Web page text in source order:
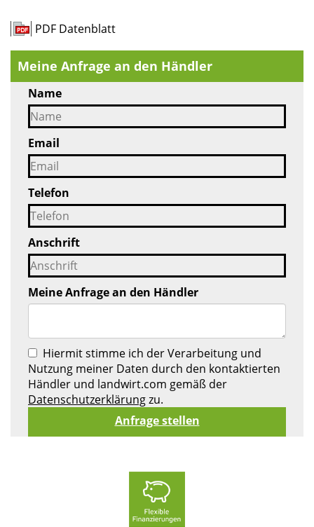
PDF Datenblatt
Meine Anfrage an den Händler
Name
Email
Telefon
Anschrift
Meine Anfrage an den Händler
Hiermit stimme ich der Verarbeitung und
Nutzung meiner Daten durch den kontaktierten
Händler und landwirt.com gemäß der
Datenschutzerklärungzu.